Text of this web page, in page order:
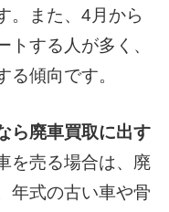
。また、4月から
トする人が多く、
傾向です。
ら廃車買取に出す
を売る場合は、廃
年式の古い車や骨